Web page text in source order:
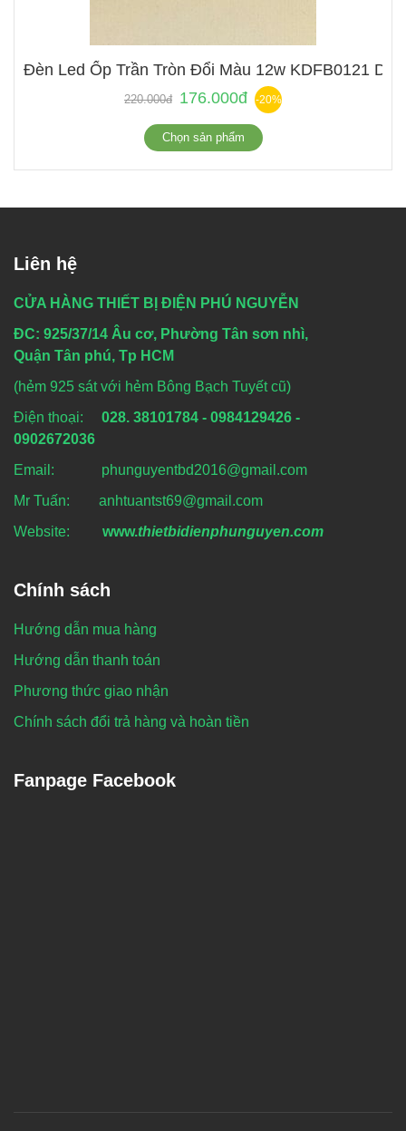
Đèn Led Ốp Trần Tròn Đổi Màu 12w KDFB0121
220.000đ 176.000đ -20%
Chọn sản phẩm
Liên hệ
CỬA HÀNG THIẾT BỊ ĐIỆN PHÚ NGUYỄN
ĐC: 925/37/14 Âu cơ, Phường Tân sơn nhì,
Quận Tân phú, Tp HCM
(hẻm 925 sát với hẻm Bông Bạch Tuyết cũ)
Điện thoại: 028. 38101784 - 0984129426 -
0902672036
Email: phunguyentbd2016@gmail.com
Mr Tuấn: anhtuantst69@gmail.com
Website:
www.thietbidienphunguyen.com
Chính sách
Hướng dẫn mua hàng
Hướng dẫn thanh toán
Phương thức giao nhận
Chính sách đổi trả hàng và hoàn tiền
Fanpage Facebook